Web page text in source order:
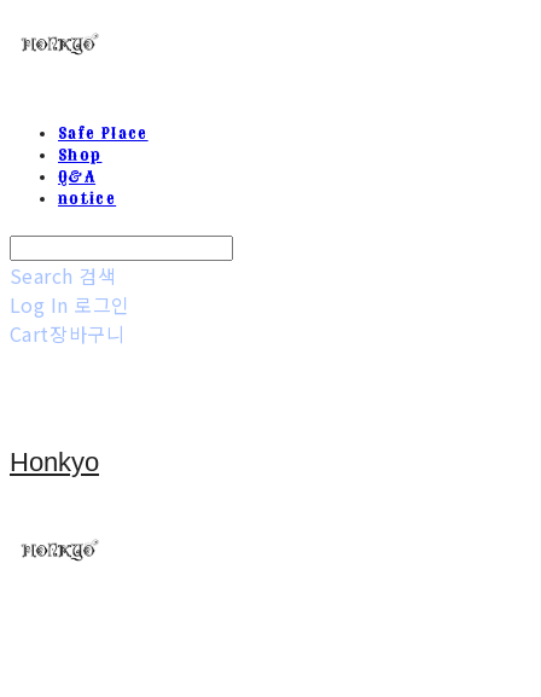
Safe Place
Shop
Q&A
notice
Search 검색
Log In 로그인
Cart장바구니
Honkyo